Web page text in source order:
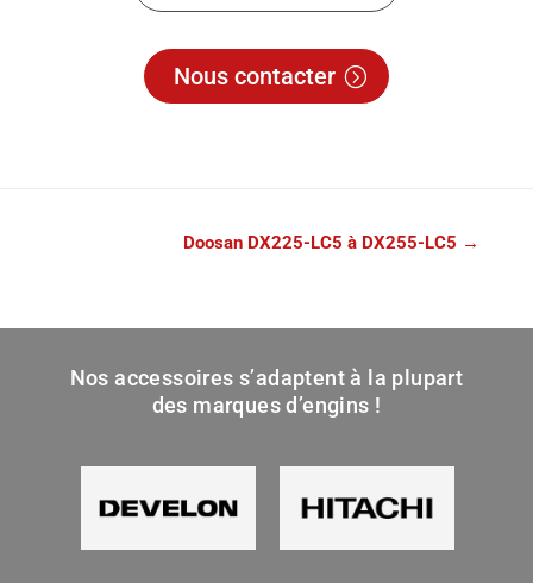
Nous contacter
Doosan DX225-LC5 à DX255-LC5 →
Nos accessoires s’adaptent à la plupart
des marques d’engins !